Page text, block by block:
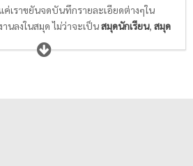
เราขยันจดบันทึกรายละเอียดต่างๆใน
นลงในสมุด ไม่ว่าจะเป็นสมุดนักเรียน, สมุด
สมุดบันทึก
สำคัญหรือวาดภาพของสิ่งที่ต้องการจดจำ